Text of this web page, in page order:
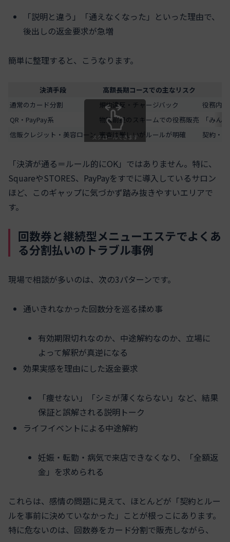
「説明と違う」「通えなくなった」といった理由で、
後出しの返金要求が急増
簡単に整理すると、こうなります。
決済手段
高額長期コースでの主なリスク
通常のカード分割
規約違反・チャージバック
役務内
QR・PayPay系
物販前提のスキームでの役務販売
「みん
信販クレジット・美容ローン 審査は厳しいがルールが明確 契約・
スクロールできます
「決済が通る＝ルール的にOK」ではありません。特に、
SquareやSTORES、PayPayをすでに導入しているサロン
ほど、このギャップに気づかず踏み抜きやすいエリアで
す。
回数券と継続型メニューエステでよくあ
る分割払いのトラブル事例
現場で相談が多いのは、次の3パターンです。
通いきれなかった回数分を巡る揉め事
有効期限切れなのか、中途解約なのか、立場に
よって解釈が真逆になる
効果実感を理由にした返金要求
「痩せない」「シミが薄くならない」など、結果
保証と誤解される説明トーク
ライフイベントによる中途解約
妊娠・転勤・病気で来店できなくなり、「全額返
金」を求められる
これらは、感情の問題に見えて、ほとんどが「契約とルー
ルを事前に決めていなかった」ことが根っこにあります。
特に危ないのは、回数券をカード分割で販売しながら、